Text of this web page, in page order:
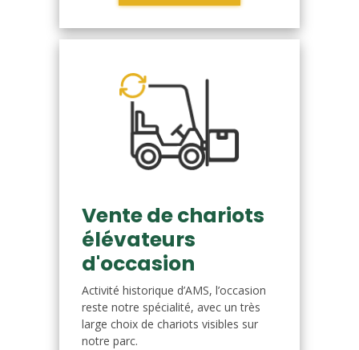
Vente de chariots
élévateurs
d'occasion
Activité historique d’AMS, l’occasion
reste notre spécialité, avec un très
large choix de chariots visibles sur
notre parc.